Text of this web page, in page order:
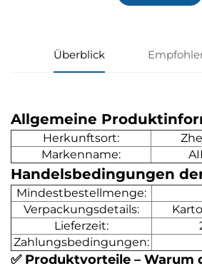
Überblick
Allgemeine
Herkunftsort:
Markenname:
Handelsbedingungen
Mindestbestellmenge:
Verpackungsdetails:
Lieferzeit:
Zahlungsbedingungen:
✅ Produktvorteile – Warum